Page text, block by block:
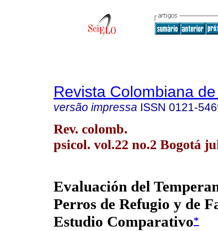
Revista Colombiana
versão impressa ISSN 0121-
Rev. colomb.
psicol. vol.22 no.2 Bogotá
Evaluación del
Perros de Refugio y de
Estudio Comparativo*